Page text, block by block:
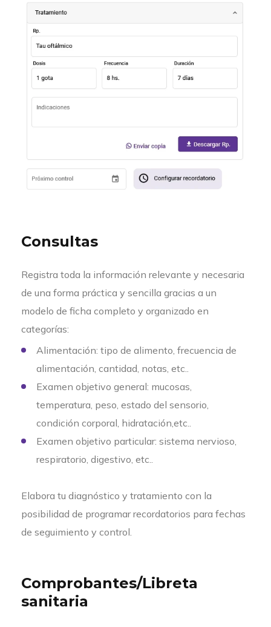
Consultas
Registra toda la información relevante y necesaria
de una forma práctica y sencilla gracias a un
modelo de ficha completo y organizado en
categorías:
Alimentación: tipo de alimento, frecuencia de
alimentación, cantidad, notas, etc..
Examen objetivo general: mucosas,
temperatura, peso, estado del sensorio,
condición corporal, hidratación,etc..
Examen objetivo particular: sistema nervioso,
respiratorio, digestivo, etc..
Elabora tu diagnóstico y tratamiento con la
posibilidad de programar recordatorios para fechas
de seguimiento y control.
Comprobantes/Libreta
sanitaria